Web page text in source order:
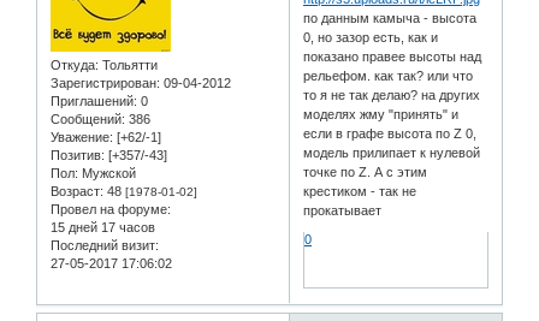
Откуда: Тольятти
Зарегистрирован: 09-04-2012
Приглашений: 0
Сообщений: 386
Уважение: [+62/-1]
Позитив: [+357/-43]
Пол: Мужской
Возраст: 48 [1978-01-02]
Провел на форуме:
15 дней 17 часов
Последний визит:
27-05-2017 17:06:02
по данным камыча - высота
0, но зазор есть, как и
показано правее высоты над
рельефом. как так? или что
то я не так делаю? на других
моделях жму "принять" и
если в графе высота по Z 0,
модель прилипает к нулевой
точке по Z. А с этим
крестиком - так не
прокатывает
0